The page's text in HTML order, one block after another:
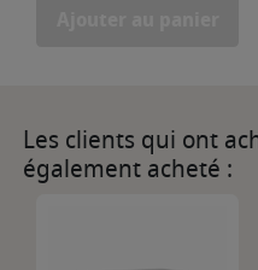
Les clients qui ont
également acheté :